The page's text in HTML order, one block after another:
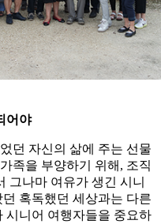
어야
던 자신의 삶에 주는 선물
족을 부양하기 위해, 조직
그나마 여유가 생긴 시니
혹독했던 세상과는 다른
시니어 여행자들을 중요하